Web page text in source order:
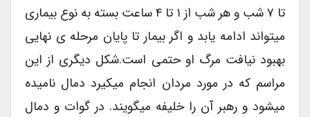
تا ۷ شب و هر شب از ۱ تا ۴ ساعت بسته به نوع بیماری
میتواند ادامه یابد و اگر بیمار تا پایان مرحله ی نهایی
بهبود نیافت مرگ او حتمی است.شکل دیگری از این
مراسم که در مورد مردان انجام میکیرد دمال نامیده
میشود و رهبر آن را خلیفه میگویند. در گوات و دمال